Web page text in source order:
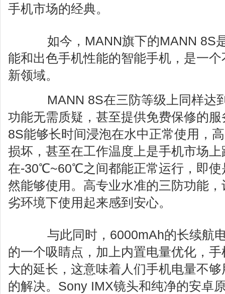
手机市场的经典。
如今，MANN旗下的MANN 8S
能和出色手机性能的智能手机，是一
新领域。
MANN 8S在三防等级上同样达
功能无需质疑，甚至提供免费保修的
8S能够长时间浸泡在水中正常使用，
损坏，甚至在工作温度上是手机市场
在-30℃~60℃之间都能正常运行，即使
然能够使用。高专业水准的三防功能
劣环境下使用起来感到安心。
与此同时，6000mAh的长续航
的一个吸睛点，加上内置电量优化，
大的延长，这意味着人们手机电量不
的解决。Sony IMX镜头和纯净的安卓